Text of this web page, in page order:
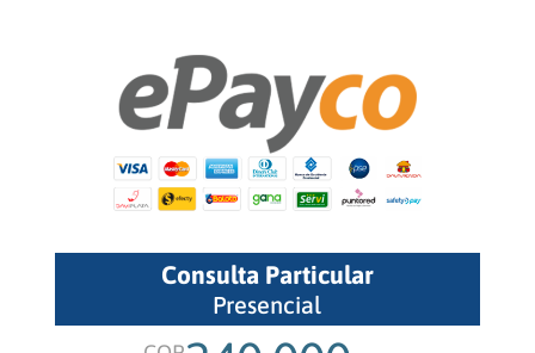
Consulta Particular
Presencial